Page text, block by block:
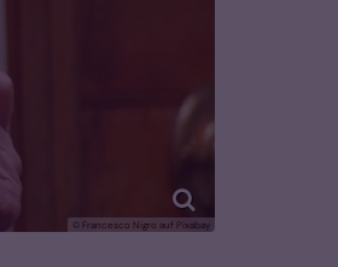
© Francesco Nigro auf Pixabay